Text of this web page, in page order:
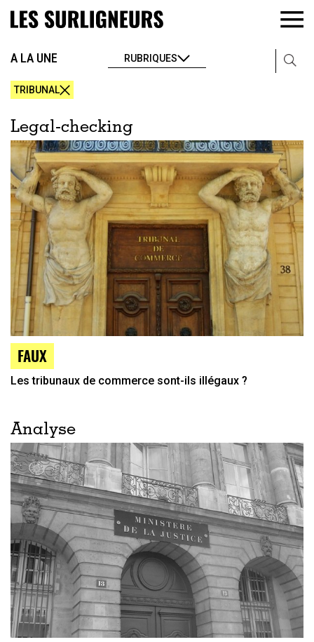
A LA UNE RUBRIQUES
TRIBUNAL
Legal-checking
FAUX
Les tribunaux de commerce sont-ils illégaux ?
Analyse